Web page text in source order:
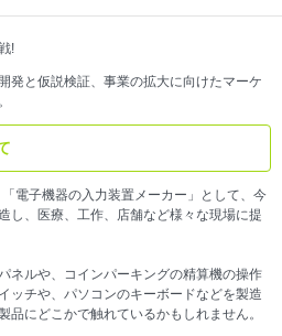
!
発と仮説検証、事業の拡大に向けたマーケ
電子機器の入力装置メーカー」として、今
し、医療、工作、店舗など様々な現場に提
ネルや、コインパーキングの精算機の操作
ッチや、パソコンのキーボードなどを製造
品にどこかで触れているかもしれません。